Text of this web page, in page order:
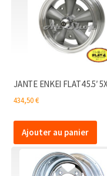
JANTE ENKEI FLAT4 5.5′
434,50€
Ajouter au panier